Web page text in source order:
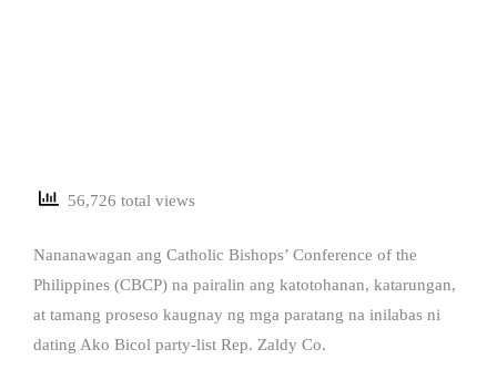
56,726 total views
Nananawagan ang Catholic Bishops’ Conference of the
Philippines (CBCP) na pairalin ang katotohanan, katarungan,
at tamang proseso kaugnay ng mga paratang na inilabas ni
dating Ako Bicol party-list Rep. Zaldy Co.